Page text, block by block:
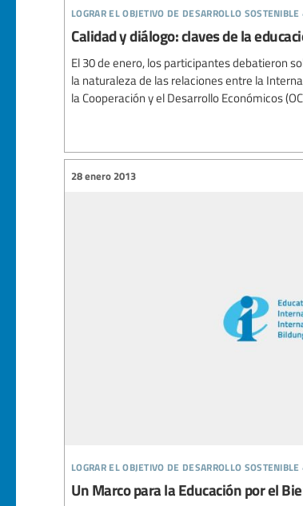
lograr el objetivo de desarrollo sostenible
Calidad y diálogo: claves de la
El 30 de enero, los participantes debatieron
la naturaleza de las relaciones entre la
la Cooperación y el Desarrollo Económicos
lograr el objetivo de desarrollo sostenible
28 enero 2013
Un Marco para la Educación por el